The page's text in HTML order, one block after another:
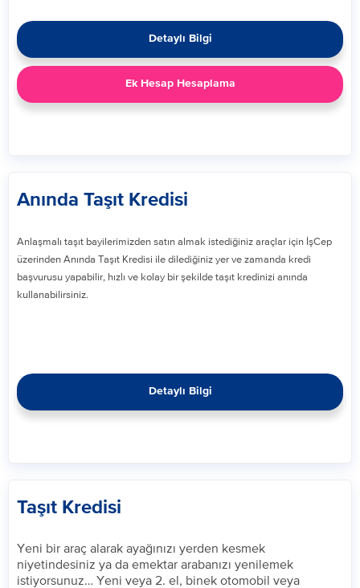
Detaylı Bilgi
Ek Hesap Hesaplama
Anında Taşıt Kredisi
Anlaşmalı taşıt bayilerimizden satın almak istediğiniz araçlar için İşCep
üzerinden Anında Taşıt Kredisi ile dilediğiniz yer ve zamanda kredi
başvurusu yapabilir, hızlı ve kolay bir şekilde taşıt kredinizi anında
kullanabilirsiniz.
Detaylı Bilgi
Taşıt Kredisi
​Yeni bir araç alarak ayağınızı yerden kesmek
niyetindesiniz ya da emektar arabanızı yenilemek
istiyorsunuz… Yeni veya 2. el, binek otomobil veya